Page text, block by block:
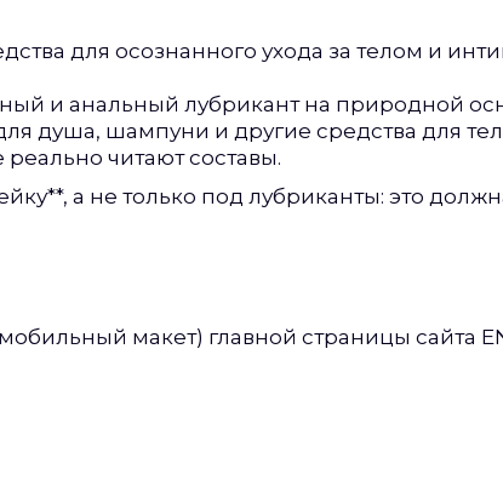
для осознанного ухода за телом и
и анальный лубрикант на природной
душа, шампуни и другие средства для
читают составы.
а не только под лубриканты: это
макет) главной страницы сайта